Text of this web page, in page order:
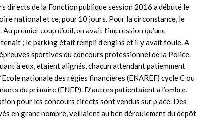
directs de la Fonction publique session 2016 a débuté le
national et ce, pour 10 jours. Pour la circonstance, le
premier coup d’œil, on avait l’impression qu’une
; le parking était rempli d’engins et il y avait foule. A
sportives du concours professionnel de la Police.
à eux, étaient alignés, chacun attendant patiemment
nationale des régies financières (ENAREF) cycle C ou
du primaire (ENEP). D’autres patientaient à l’ombre,
pour les concours directs sont vendus sur place. Des
en grand nombre, veillaient au bon déroulement du dépôt